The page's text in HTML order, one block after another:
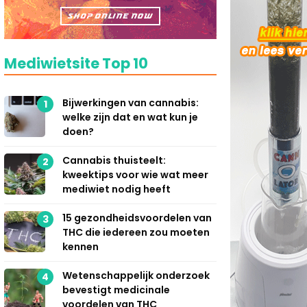
Mediwietsite Top 10
1
Bijwerkingen van cannabis:
welke zijn dat en wat kun je
doen?
2
Cannabis thuisteelt:
kweektips voor wie wat meer
mediwiet nodig heeft
3
15 gezondheidsvoordelen van
THC die iedereen zou moeten
kennen
4
Wetenschappelijk onderzoek
bevestigt medicinale
voordelen van THC